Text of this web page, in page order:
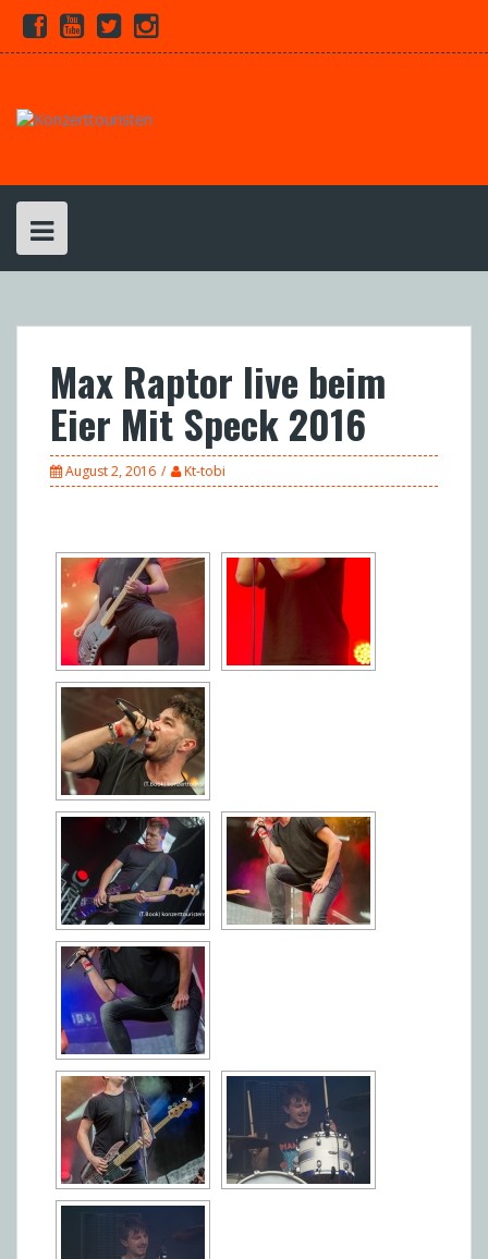
Skip
content
Facebook
YoutubeTwitterInstagram
Max Raptor live beim
Eier Mit Speck 2016
August 2, 2016 Kt-tobi